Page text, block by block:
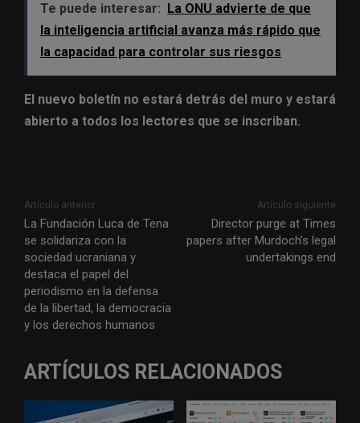
Te puede interesar: La ONU advierte de que
la inteligencia artificial avanza más rápido que
la capacidad para controlar sus riesgos
El nuevo boletín no estará detrás del muro y estará
abierto a todos los lectores que se inscriban.
Artículo anterior
La Fundación Luca de Tena
se solidariza con la
sociedad ucraniana y
destaca el papel del
periodismo en la defensa
de la libertad, la democracia
y los derechos humanos
Artículo siguiente
Director purge at Times
papers after Murdoch’s legal
undertakings end
ARTÍCULOS RELACIONADOS